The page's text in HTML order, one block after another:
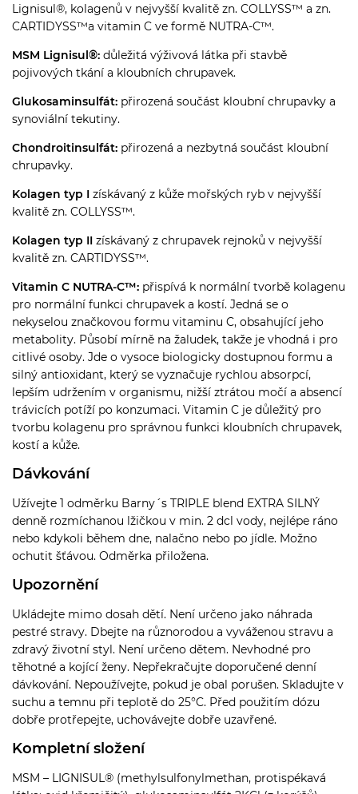
Lignisul®, kolagenů v nejvyšší kvalitě zn. COLLYSS™ a zn.
CARTIDYSS™a vitamin C ve formě NUTRA-C™.
MSM Lignisul®: důležitá výživová látka při stavbě
pojivových tkání a kloubních chrupavek.
Glukosaminsulfát: přirozená součást kloubní chrupavky a
synoviální tekutiny.
Chondroitinsulfát: přirozená a nezbytná součást kloubní
chrupavky.
Kolagen typ I získávaný z kůže mořských ryb v nejvyšší
kvalitě zn. COLLYSS™.
Kolagen typ II získávaný z chrupavek rejnoků v nejvyšší
kvalitě zn. CARTIDYSS™.
Vitamin C NUTRA-C™: přispívá k normální tvorbě kolagenu
pro normální funkci chrupavek a kostí. Jedná se o
nekyselou značkovou formu vitaminu C, obsahující jeho
metabolity. Působí mírně na žaludek, takže je vhodná i pro
citlivé osoby. Jde o vysoce biologicky dostupnou formu a
silný antioxidant, který se vyznačuje rychlou absorpcí,
lepším udržením v organismu, nižší ztrátou močí a absencí
trávicích potíží po konzumaci. Vitamin C je důležitý pro
tvorbu kolagenu pro správnou funkci kloubních chrupavek,
kostí a kůže.
Dávkování
Užívejte 1 odměrku Barny´s TRIPLE blend EXTRA SILNÝ
denně rozmíchanou lžičkou v min. 2 dcl vody, nejlépe ráno
nebo kdykoli během dne, nalačno nebo po jídle. Možno
ochutit šťávou. Odměrka přiložena.
Upozornění
Ukládejte mimo dosah dětí. Není určeno jako náhrada
pestré stravy. Dbejte na různorodou a vyváženou stravu a
zdravý životní styl. Není určeno dětem. Nevhodné pro
těhotné a kojící ženy. Nepřekračujte doporučené denní
dávkování. Nepoužívejte, pokud je obal porušen. Skladujte v
suchu a temnu při teplotě do 25°C. Před použitím dózu
dobře protřepejte, uchovávejte dobře uzavřené.
Kompletní složení
MSM – LIGNISUL® (methylsulfonylmethan, protispékavá